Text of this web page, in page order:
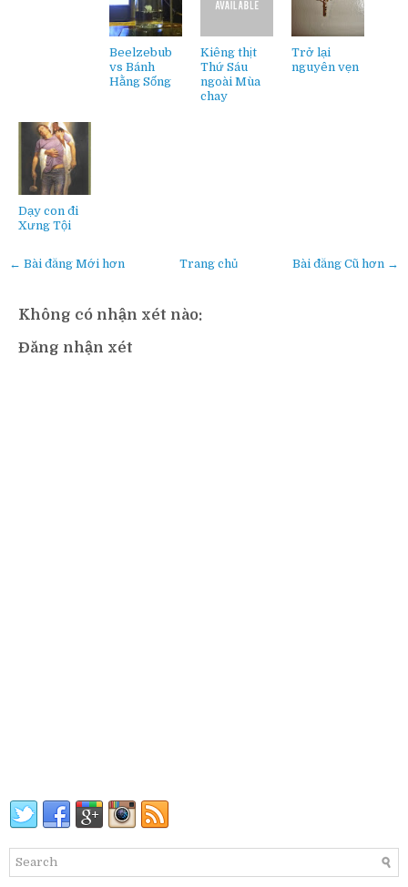
Beelzebub
vs Bánh
Hằng Sống
Kiêng thịt
Thứ Sáu
ngoài Mùa
chay
Trở lại
nguyên vẹn
Dạy con đi
Xưng Tội
← Bài đăng Mới hơn Bài đăng Cũ hơn →
Trang chủ
Không có nhận xét nào:
Đăng nhận xét